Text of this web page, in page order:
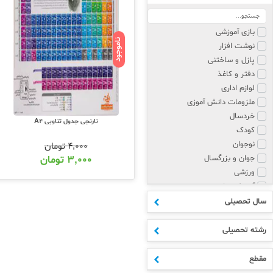
بازی آموزشی
نوشت افزار
پازل و ساختنی
دفتر و کاغذ
لوازم اداری
ملزومات دانش آموزی
خردسال
کودک
نوجوان
جوان و بزرگسال
ورزشی
آموزش زبان
پزشکی و روانشناسی
مذهبی
هنر
علوم انسانی
ادبیات
اکسسوری
سال تحصیلی
رشته تحصیلی
مقطع
ناموجود
نارنجی جدول تناوبی A4
۴,۰۰۰تومان
۳,۰۰۰ تومان